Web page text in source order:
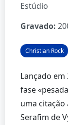
Estúdio
Gravado:
Christian Rock
Lançado
fase
uma
Serafim de